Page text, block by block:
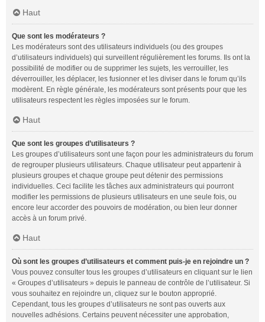
Haut
Que sont les modérateurs ?
Les modérateurs sont des utilisateurs individuels (ou des groupes
d’utilisateurs individuels) qui surveillent régulièrement les forums. Ils ont la
possibilité de modifier ou de supprimer les sujets, les verrouiller, les
déverrouiller, les déplacer, les fusionner et les diviser dans le forum qu’ils
modèrent. En règle générale, les modérateurs sont présents pour que les
utilisateurs respectent les règles imposées sur le forum.
Haut
Que sont les groupes d’utilisateurs ?
Les groupes d’utilisateurs sont une façon pour les administrateurs du forum
de regrouper plusieurs utilisateurs. Chaque utilisateur peut appartenir à
plusieurs groupes et chaque groupe peut détenir des permissions
individuelles. Ceci facilite les tâches aux administrateurs qui pourront
modifier les permissions de plusieurs utilisateurs en une seule fois, ou
encore leur accorder des pouvoirs de modération, ou bien leur donner
accès à un forum privé.
Haut
Où sont les groupes d’utilisateurs et comment puis-je en rejoindre un ?
Vous pouvez consulter tous les groupes d’utilisateurs en cliquant sur le lien
« Groupes d’utilisateurs » depuis le panneau de contrôle de l’utilisateur. Si
vous souhaitez en rejoindre un, cliquez sur le bouton approprié.
Cependant, tous les groupes d’utilisateurs ne sont pas ouverts aux
nouvelles adhésions. Certains peuvent nécessiter une approbation,